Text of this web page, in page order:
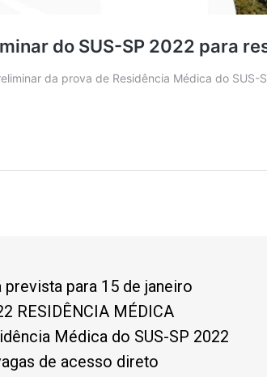
prevista para 15 de janeiro
RESIDÊNCIA MÉDICA
Médica do SUS-SP 2022
de acesso direto